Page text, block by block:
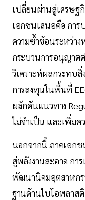
เปลี่ยนผ่านสู่เศรษฐ
เอกชนเสนอคือ การ
ความซ้ำซ้อนระหว่าง
กระบวนการอนุญาตต่
วิเคราะห์ผลกระทบสิ่
การลงทุนในพื้นที่
ผลักดันแนวทาง
ไม่จำเป็น และเพิ่มค
นอกจากนี้ ภาคเอกช
สู่พลังงานสะอาด การ
พัฒนานิคมอุตสาหกร
ฐานด้านไบโอพลาสติ